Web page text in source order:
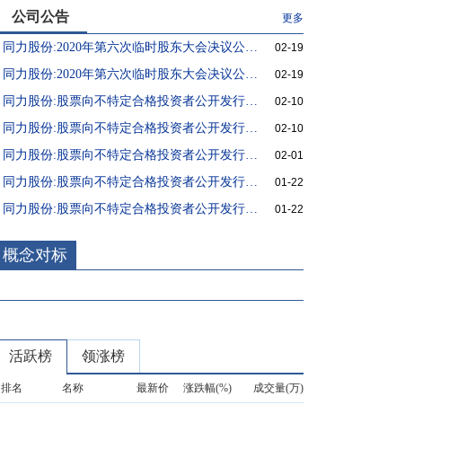
公司公告 更多
同力股份:2020年第六次临时股东大会决议公告(更正公告) 02-19
同力股份:2020年第六次临时股东大会决议公告(更正后) 02-19
同力股份:股票向不特定合格投资者公开发行并在精选层挂牌公告书 02-10
同力股份:股票向不特定合格投资者公开发行并在精选层挂牌提示性公告 02-10
同力股份:股票向不特定合格投资者公开发行并在精选层挂牌发行结果公告 02-01
同力股份:股票向不特定合格投资者公开发行并在精选层挂牌网上路演公告(2021/01/22) 01-22
同力股份:股票向不特定合格投资者公开发行并在精选层挂牌发行公告 01-22
概念对标
活跃榜 领涨榜
排名 名称 最新价 涨跌幅(%) 成交量(万)